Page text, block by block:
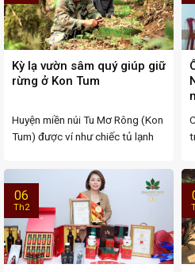
Kỳ lạ vườn sâm quý giúp giữ
rừng ở Kon Tum
Huyện miền núi Tu Mơ Rông (Kon
Tum) được ví như chiếc tủ lạnh
06
Th2